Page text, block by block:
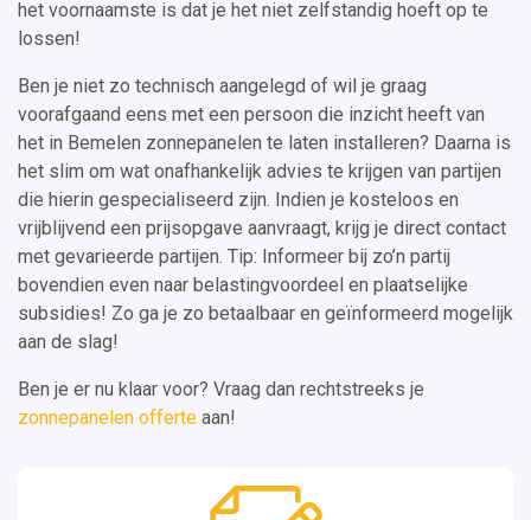
het voornaamste is dat je het niet zelfstandig hoeft op te
lossen!
Ben je niet zo technisch aangelegd of wil je graag
voorafgaand eens met een persoon die inzicht heeft van
het in Bemelen zonnepanelen te laten installeren? Daarna is
het slim om wat onafhankelijk advies te krijgen van partijen
die hierin gespecialiseerd zijn. Indien je kosteloos en
vrijblijvend een prijsopgave aanvraagt, krijg je direct contact
met gevarieerde partijen. Tip: Informeer bij zo’n partij
bovendien even naar belastingvoordeel en plaatselijke
subsidies! Zo ga je zo betaalbaar en geïnformeerd mogelijk
aan de slag!
Ben je er nu klaar voor? Vraag dan rechtstreeks je
zonnepanelen offerte aan!